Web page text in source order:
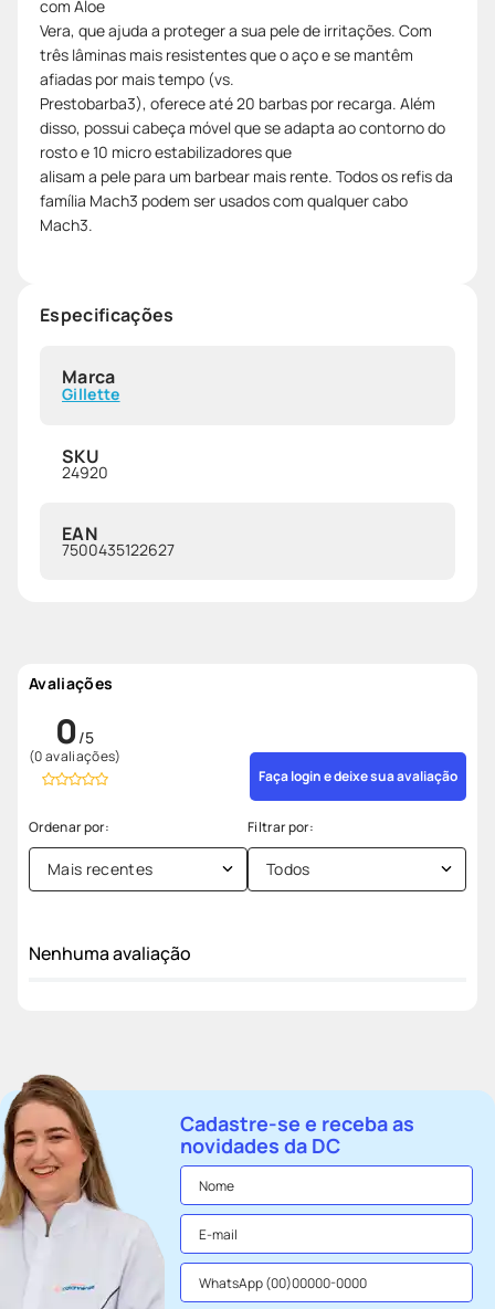
com Aloe
Vera, que ajuda a proteger a sua pele de irritações. Com
três lâminas mais resistentes que o aço e se mantêm
afiadas por mais tempo (vs.
Prestobarba3), oferece até 20 barbas por recarga. Além
disso, possui cabeça móvel que se adapta ao contorno do
rosto e 10 micro estabilizadores que
alisam a pele para um barbear mais rente. Todos os refis da
família Mach3 podem ser usados com qualquer cabo
Mach3.
Especificações
Marca
Gillette
SKU
24920
EAN
7500435122627
Avaliações
0
(0 avaliações)
Faça login e deixe sua avaliação
Mais recentes Todos
Nenhuma avaliação
Cadastre-se e receba as
novidades da DC